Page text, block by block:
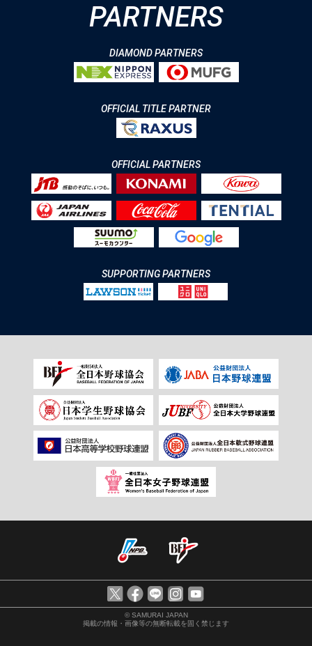
PARTNERS
DIAMOND PARTNERS
OFFICIAL TITLE PARTNER
OFFICIAL PARTNERS
SUPPORTING PARTNERS
© SAMURAI JAPAN
掲載の情報・画像等の無断転載を固く禁じます